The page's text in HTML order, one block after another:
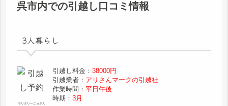
呉市内での引越し口コミ情報
3人暮らし
モリタリーニョさん
引越し料金：38000円
引越業者： アリさんマークの引越社
作業時間：平日午後
時期：3月